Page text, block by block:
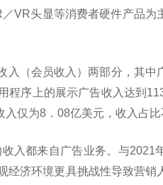
VR头显等消费者硬件产品为
入（会员收入）两部分，其中
程序上的展示广告收入达到
仅为8．08亿美元，收入占比
入都来自广告业务。与2021
经济环境更具挑战性导致营销